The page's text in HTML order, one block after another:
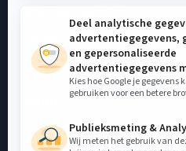
0342 744 044
info@census.nl
Op dit moment